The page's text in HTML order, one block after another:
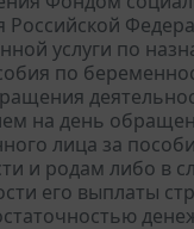
Российской
услуги по
по
на день
лица за
и родам либо в
его выплаты